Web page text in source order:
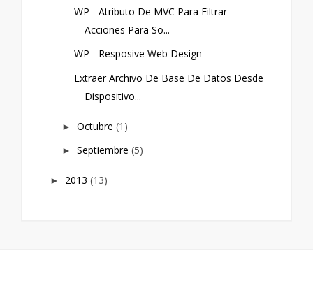
WP - Atributo De MVC Para Filtrar
Acciones Para So...
WP - Resposive Web Design
Extraer Archivo De Base De Datos Desde
Dispositivo...
► Octubre (1)
► Septiembre (5)
► 2013 (13)